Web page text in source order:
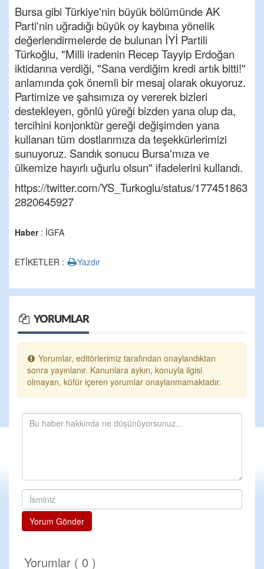
Bursa gibi Türkiye'nin büyük bölümünde AK
Parti'nin uğradığı büyük oy kaybına yönelik
değerlendirmelerde de bulunan İYİ Partili
Türkoğlu, "Milli iradenin Recep Tayyip Erdoğan
iktidarına verdiği, "Sana verdiğim kredi artık bitti!"
anlamında çok önemli bir mesaj olarak okuyoruz.
Partimize ve şahsımıza oy vererek bizleri
destekleyen, gönlü yüreği bizden yana olup da,
tercihini konjonktür gereği değişimden yana
kullanan tüm dostlarımıza da teşekkürlerimizi
sunuyoruz. Sandık sonucu Bursa'mıza ve
ülkemize hayırlı uğurlu olsun" ifadelerini kullandı.
https://twitter.com/YS_Turkoglu/status/177451863
2820645927
Haber: İGFA
ETİKETLER : Yazdır
YORUMLAR
Yorumlar, editörlerimiz tarafından onaylandıktan
sonra yayınlanır. Kanunlara aykırı, konuyla ilgisi
olmayan, küfür içeren yorumlar onaylanmamaktadır.
Yorum Gönder
Yorumlar ( 0 )